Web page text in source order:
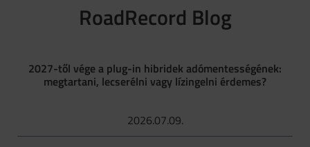
RoadRecord Blog
2027-től vége a plug-in hibridek adómentességének:
megtartani, lecserélni vagy lízingelni érdemes?
2026.07.09.